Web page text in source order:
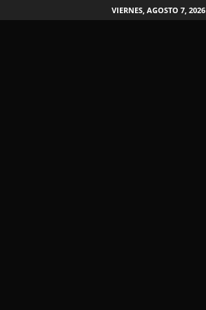
VIERNES, AGOSTO 7, 2026